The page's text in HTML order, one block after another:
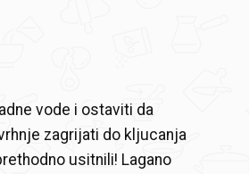
vode i ostaviti da
zagrijati do kljucanja
usitnili! Lagano